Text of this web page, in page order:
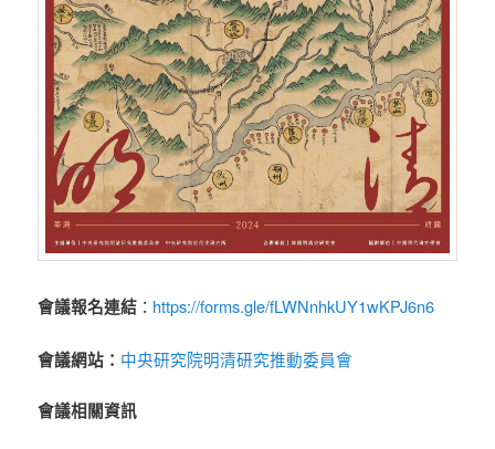
會議報名連結 ： https://forms.gle/fLWNnhkUY1wKPJ6n6
會議網站： 中央研究院明清研究推動委員會
會議相關資訊